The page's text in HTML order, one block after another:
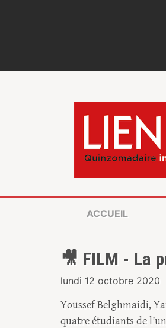
ACCUEIL
🎥 FILM - La
lundi 12 octobre 2020
Youssef Belghmaidi,
quatre étudiants de